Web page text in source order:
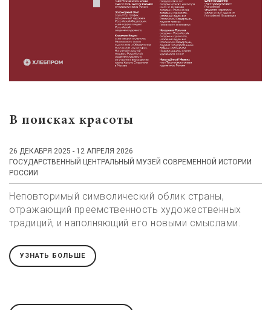
В поисках красоты
26 ДЕКАБРЯ 2025 - 12 АПРЕЛЯ 2026
ГОСУДАРСТВЕННЫЙ ЦЕНТРАЛЬНЫЙ МУЗЕЙ СОВРЕМЕННОЙ ИСТОРИИ
РОССИИ
Неповторимый символический облик страны,
отражающий преемственность художественных
традиций, и наполняющий его новыми смыслами.
УЗНАТЬ БОЛЬШЕ